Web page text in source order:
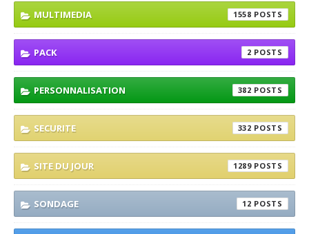
MULTIMEDIA 1558
PACK 2
PERSONNALISATION 382
SECURITE 332
SITE DU JOUR 1289
SONDAGE 12